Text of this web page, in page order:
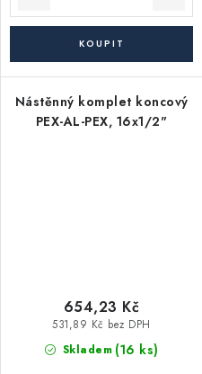
Nástěnný komplet koncový
PEX-AL-PEX, 16x1/2"
Skladem (16 ks)
531,89 Kč bez DPH
654,23 Kč